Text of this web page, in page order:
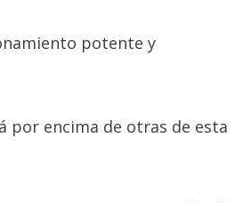
potente y
por encima de otras de esta